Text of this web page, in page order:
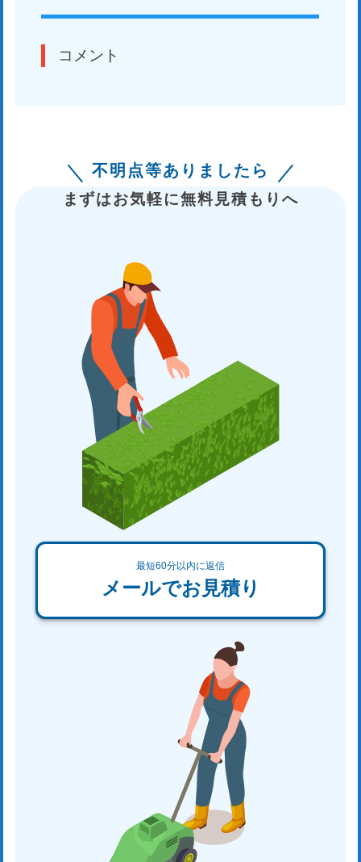
コメント
不明点等ありましたら
まずはお気軽に無料見積もりへ
最短60分以内に返信
メールでお見積り